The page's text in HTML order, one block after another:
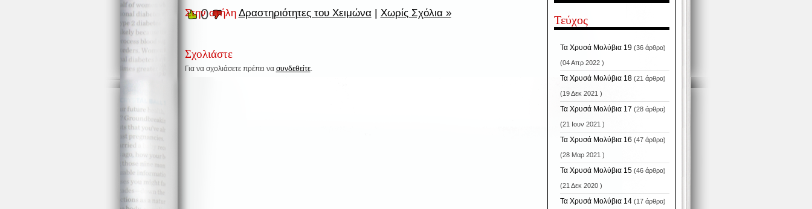
Στην στήλη Δραστηριότητες του Χειμώνα | Χωρίς Σχόλια »
0
Σχολιάστε
Για να σχολιάσετε πρέπει να συνδεθείτε.
Τεύχος
Τα Χρυσά Μολύβια 19(36 άρθρα)
(04 Απρ 2022 )
Τα Χρυσά Μολύβια 18(21 άρθρα)
(19 Δεκ 2021 )
Τα Χρυσά Μολύβια 17 (28 άρθρα)
(21 Ιουν 2021 )
Τα Χρυσά Μολύβια 16 (47 άρθρα)
(28 Μαρ 2021 )
Τα Χρυσά Μολύβια 15(46 άρθρα)
(21 Δεκ 2020 )
Τα Χρυσά Μολύβια 14(17 άρθρα)